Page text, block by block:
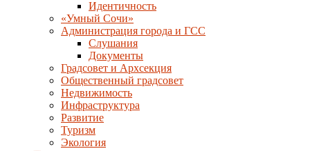
Идентичность
«Умный Сочи»
Администрация города и ГСС
Слушания
Документы
Градсовет и Архсекция
Общественный градсовет
Недвижимость
Инфраструктура
Развитие
Туризм
Экология